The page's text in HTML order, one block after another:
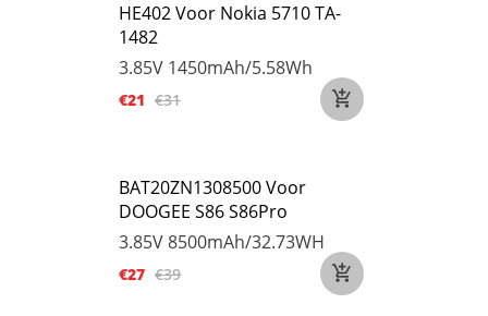
HE402 Voor Nokia 5710 TA-
1482
3.85V 1450mAh/5.58Wh
€21 €31
BAT20ZN1308500 Voor
DOOGEE S86 S86Pro
3.85V8500mAh/32.73WH
€27 €39